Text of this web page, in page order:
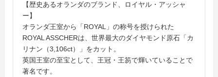
【歴史あるオランダのブランド、ロイヤル・アッシャ
ー】
オランダ王室から「ROYAL」の称号を授けられた
ROYAL ASSCHERは、世界最大のダイヤモンド原石「カ
リナン（3,106ct）」をカット。
英国王室の至宝として、王冠・王笏で輝いていることで
著名です。